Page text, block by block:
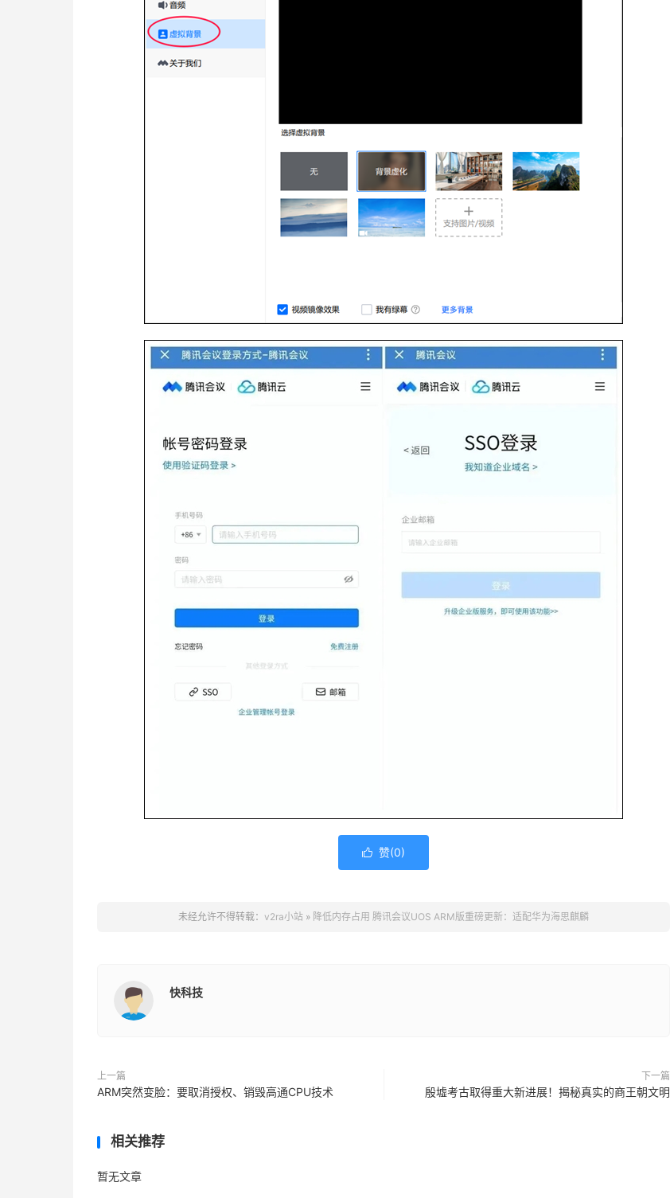
 赞(0)
未经允许不得转载： v2ra小站 » 降低内存占用 腾讯会议UOS ARM版重磅更新：适配华为海思麒麟
快科技
上一篇
ARM突然变脸：要取消授权、销毁高通CPU技术
下一篇
殷墟考古取得重大新进展！揭秘真实的商王朝文明
相关推荐
暂无文章